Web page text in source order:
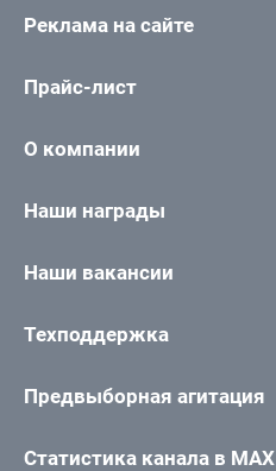
Реклама на сайте
Прайс-лист
О компании
Наши награды
Наши вакансии
Техподдержка
Предвыборная агитация
Статистика канала в MAX